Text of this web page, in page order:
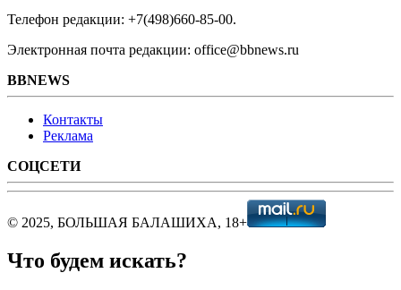
Телефон редакции: +7(498)660-85-00.
Электронная почта редакции: office@bbnews.ru
BBNEWS
Контакты
Реклама
СОЦСЕТИ
© 2025, БОЛЬШАЯ БАЛАШИХА, 18+
Что будем искать?